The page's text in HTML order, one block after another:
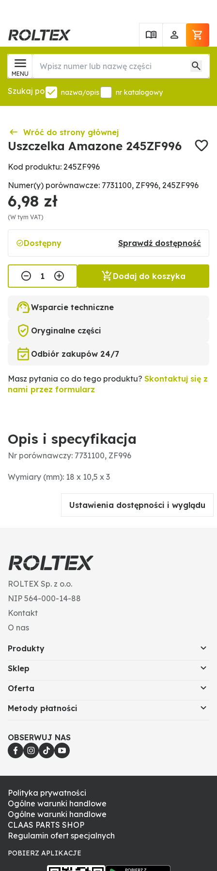
MENU
Szukaj po nazwa/opis nr katalogowy
Wróć do strony głównej
Uszczelka Amazone 245ZF996
Kod produktu: 245ZF996
Numer(y) porównawcze: 7731100, ZF996, 245ZF996
6,98 zł
(W tym VAT)
Dostępny Sprawdź dostępność
Dodaj do koszyka
Wsparcie techniczne
Oryginalne części
Odbiór zakupów 24/7
Masz pytania co do tego produktu? Skontaktuj się z
nami przez formularz
Opis i specyfikacja
Nr porównawczy: 7731100, ZF996
Wymiary (mm): 18 x 10,5 x 3
Ustawienia dostępności i wyglądu
ROLTEX Sp. z o.o.
NIP 564-000-14-88
Kontakt
O nas
Produkty
Sklep
Oferta
Metody płatności
OBSERWUJ NAS
Polityka prywatności
Ogólne warunki handlowe
Ogólne warunki handlowe
CLAAS PARTS SHOP
Regulamin ofert specjalnych
POBIERZ APLIKACJE